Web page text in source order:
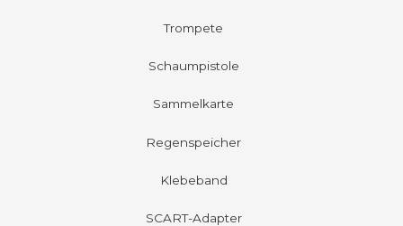
Trompete
Schaumpistole
Sammelkarte
Regenspeicher
Klebeband
SCART-Adapter